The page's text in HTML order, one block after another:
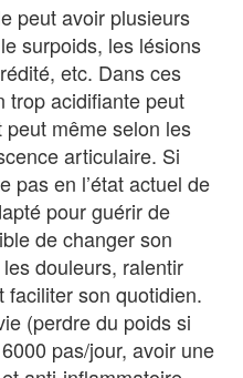
peut avoir plusieurs
surpoids, les lésions
etc. Dans ces
trop acidifiante peut
même selon les
articulaire. Si
pas en l’état actuel de
pour guérir de
de changer son
douleurs, ralentir
faciliter son quotidien.
(perdre du poids si
pas/jour, avoir une